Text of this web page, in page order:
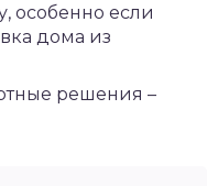
особенно если
дома из
решения –